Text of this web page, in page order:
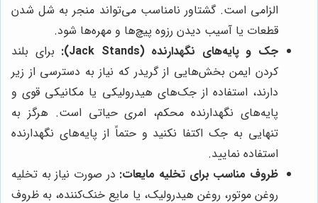
الزامی است. گشتاور نامناسب می‌تواند منجر به شل شدن
قطعات یا آسیب دیدن رزوه پیچ‌ها و مهره‌ها شود.
جک و پایه‌های نگهدارنده (Jack Stands):
برای بلند
کردن ایمن بخش‌هایی از گریدر که نیاز به دسترسی از زیر
دارند، استفاده از جک‌های هیدرولیکی یا مکانیکی قوی و
پایه‌های نگهدارنده محکم، امری حیاتی است. هرگز به
تنهایی به جک اکتفا نکنید و حتماً از پایه‌های نگهدارنده
استفاده نمایید.
ظروف مناسب برای تخلیه مایعات: در صورت نیاز به تخلیه
روغن موتور، روغن هیدرولیک، یا مایع خنک‌کننده، به ظروف